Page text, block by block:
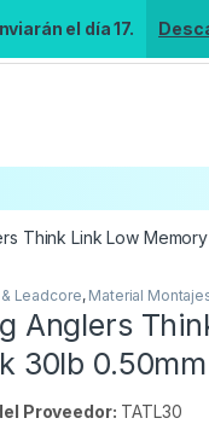
el día 17.
Think Link Low
Leadcore, Material
Anglers
30lb
Proveedor: TATL30